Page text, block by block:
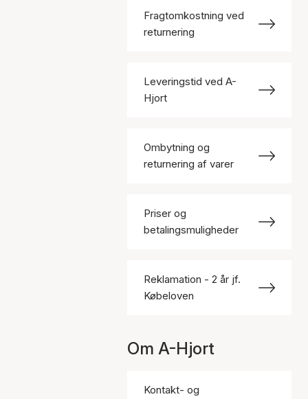
Fragtomkostning ved
returnering
Leveringstid ved A-
Hjort
Ombytning og
returnering af varer
Priser og
betalingsmuligheder
Reklamation - 2 år jf.
Købeloven
Om A-Hjort
Kontakt- og